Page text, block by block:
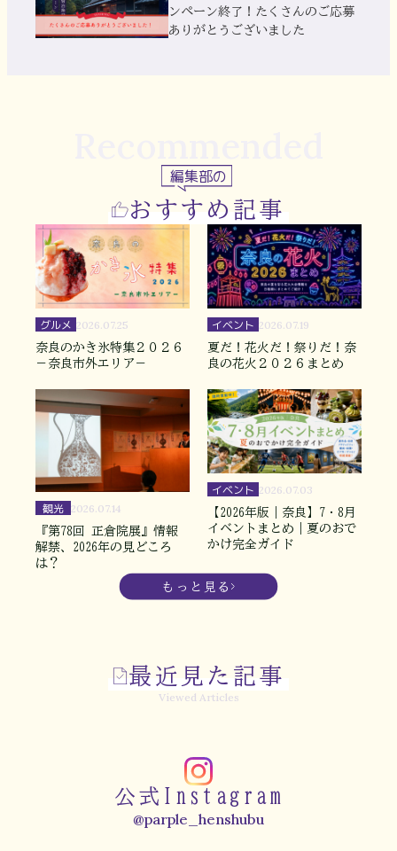
ンペーン終了！たくさんのご応募
ありがとうございました
編集部の
おすすめ記事
グルメ 2026.07.25
奈良のかき氷特集２０２６
－奈良市外エリア－
イベント 2026.07.19
夏だ！花火だ！祭りだ！奈
良の花火２０２６まとめ
観光 2026.07.14
『第78回 正倉院展』情報
解禁、2026年の見どころ
は？
イベント 2026.07.03
【2026年版｜奈良】7・8月
イベントまとめ｜夏のおで
かけ完全ガイド
もっと見る
最近見た記事
Viewed Articles
公式Instagram
@parple_henshubu